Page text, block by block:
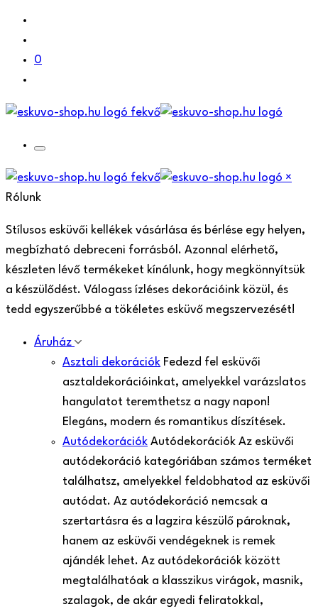
0
×
Rólunk
Stílusos esküvői kellékek vásárlása és bérlése egy helyen,
megbízható debreceni forrásból. Azonnal elérhető,
készleten lévő termékeket kínálunk, hogy megkönnyítsük
a készülődést. Válogass ízléses dekorációink közül, és
tedd egyszerűbbé a tökéletes esküvő megszervezését!
Áruház
Asztali dekorációk Fedezd fel esküvői
asztaldekorációinkat, amelyekkel varázslatos
hangulatot teremthetsz a nagy napon!
Elegáns, modern és romantikus díszítések.
Autódekorációk Autódekorációk Az esküvői
autódekoráció kategóriában számos terméket
találhatsz, amelyekkel feldobhatod az esküvői
autódat. Az autódekoráció nemcsak a
szertartásra és a lagzira készülő pároknak,
hanem az esküvői vendégeknek is remek
ajándék lehet. Az autódekorációk között
megtalálhatóak a klasszikus virágok, masnik,
szalagok, de akár egyedi feliratokkal,